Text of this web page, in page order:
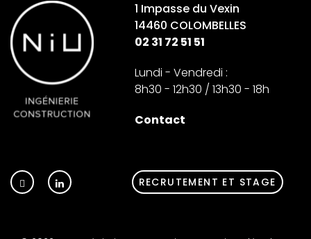
1 Impasse du Vexin
14460 COLOMBELLES
02 31 72 51 51
Lundi - Vendredi :
8h30 - 12h30 / 13h30 - 18h
Contact
RECRUTEMENT ET STAGE